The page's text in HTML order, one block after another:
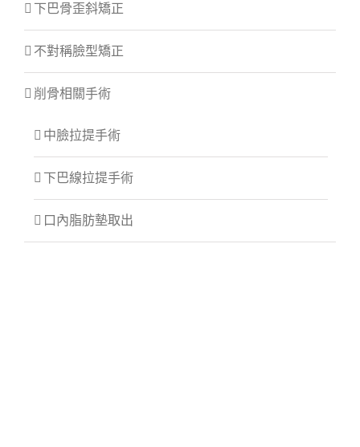
下巴骨歪斜矯正
不對稱臉型矯正
削骨相關手術
中臉拉提手術
下巴線拉提手術
口內脂肪墊取出